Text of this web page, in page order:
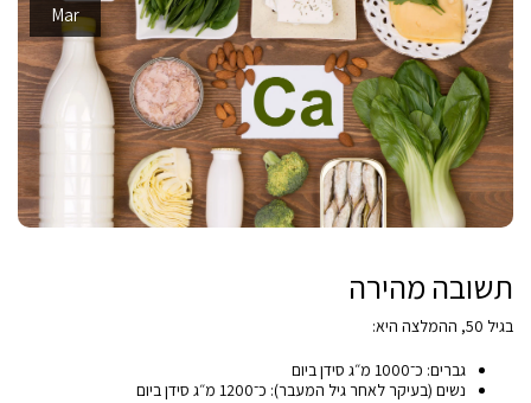
Mar
תשובה מהירה
בגיל 50, ההמלצה היא:
גברים: כ־1000 מ״ג סידן ביום
נשים (בעיקר לאחר גיל המעבר): כ־1200 מ״ג סידן ביום